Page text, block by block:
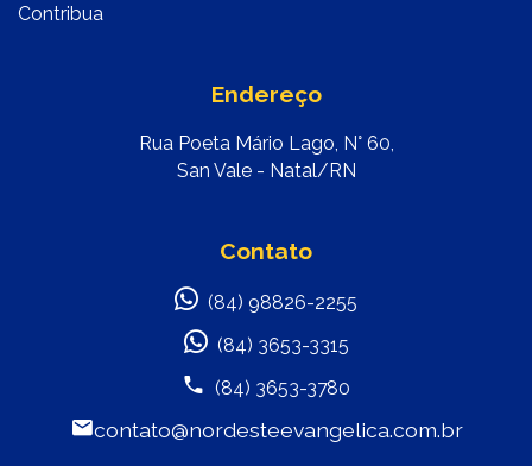
Contribua
Endereço
Rua Poeta Mário Lago, N° 60,
San Vale - Natal/RN
Contato
(84) 98826-2255
(84) 3653-3315
(84) 3653-3780
contato@nordesteevangelica.com.br